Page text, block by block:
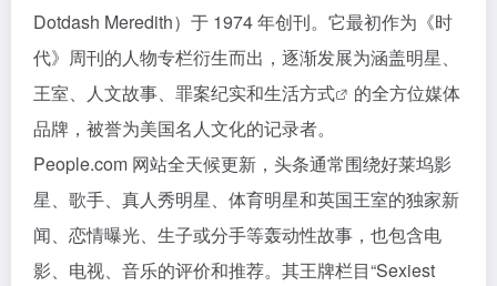
Dotdash Meredith）于 1974 年创刊。它最初作为《时
代》周刊的人物专栏衍生而出，逐渐发展为涵盖明星、
王室、人文故事、罪案纪实和生活方式
的全方位媒体
品牌，被誉为美国名人文化的记录者。
People.com 网站全天候更新，头条通常围绕好莱坞影
星、歌手、真人秀明星、体育明星和英国王室的独家新
闻、恋情曝光、生子或分手等轰动性故事，也包含电
影、电视、音乐的评价和推荐。其王牌栏目“Sexiest